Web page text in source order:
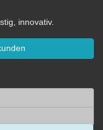
innovativ.